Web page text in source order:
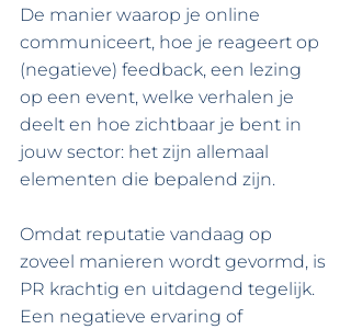
De manier waarop je online
communiceert, hoe je reageert op
(negatieve) feedback, een lezing
op een event, welke verhalen je
deelt en hoe zichtbaar je bent in
jouw sector: het zijn allemaal
elementen die bepalend zijn.
Omdat reputatie vandaag op
zoveel manieren wordt gevormd, is
PR krachtig en uitdagend tegelijk.
Een negatieve ervaring of